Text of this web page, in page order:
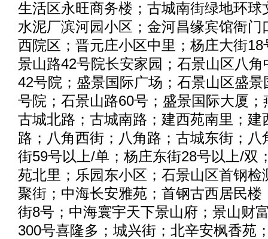
生活区永旺商务楼；古城南街绿地环球
水泥厂滨河园小区；金河昌缘宾馆衙门
西院区；晋元庄小区中里；杨庄大街
景山路42号院长安家园；石景山区八
42号院；盛景国际广场；石景山区盛
号院；石景山路60号；盛景国际大厦
古城北路；古城南路；建西苑南里；建
路；八角西街；八角路；古城东街；八
街59号以上/单；杨庄东街28号以上/双
苑北里；乐园东小区；石景山区首钢检
聚街；中海长安雅苑；首钢古西居民楼
街8号；中海寰宇天下景山府；景山财
300号喜隆多；城兴街；北辛安枫香苑